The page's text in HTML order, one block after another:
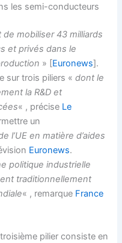
les semi-conducteurs
mobiliser 43 milliards
et privés dans le
» [Euronews].
sur trois piliers «dont le
la R&D et
« , précise Le
un
l’UE en matière d’aides
Euronews.
politique industrielle
traditionnellement
« , remarque France
pilier consiste en